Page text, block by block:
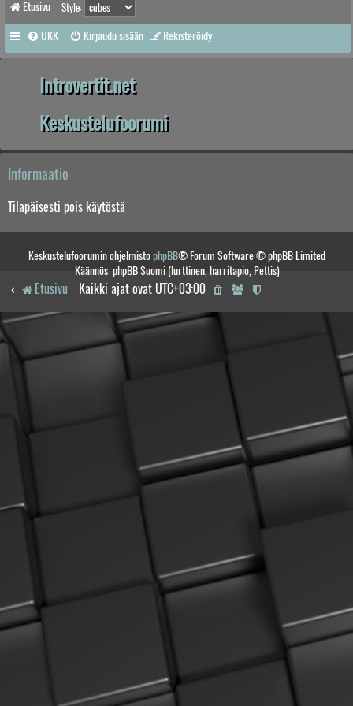
Etusivu Style:
UKK Kirjaudu sisään Rekisteröidy
Introvertit.net
Keskustelufoorumi
Informaatio
Tilapäisesti pois käytöstä
Keskustelufoorumin ohjelmistophpBB® Forum Software © phpBB Limited
Käännös: phpBB Suomi (lurttinen, harritapio, Pettis)
Etusivu Kaikki ajat ovat UTC+03:00